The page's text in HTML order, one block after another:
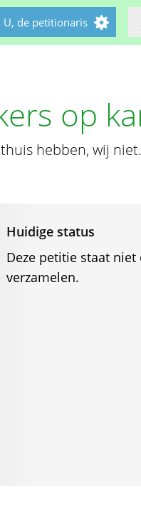
U, de petitionaris
op
hebben, wij niet.
Huidige status
Deze petitie staat
verzamelen.